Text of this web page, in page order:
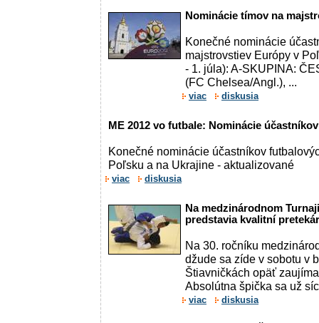
Nominácie tímov na
Konečné nominácie
majstrovstiev Európy v
- 1. júla): A-SKUPINA:
(FC Chelsea/Angl.), ...
viac diskusia
ME 2012 vo futbale: Nominácie
Konečné nominácie účastníkov
Poľsku a na Ukrajine - aktualizované
viac diskusia
Na medzinárodnom
predstavia kvalitní
Na 30. ročníku
džude sa zíde v sobotu v
Štiavničkách opäť
Absolútna špička sa už
viac diskusia